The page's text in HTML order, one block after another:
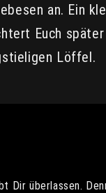
an. Ein
Euch später
Löffel.
Dir überlassen.